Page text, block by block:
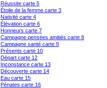
Réussite carte 5
Étoile de la femme carte 3
Nativité carte 4
Élévation carte 6
Honneurs carte 7
Campagne pensées amitiés carte 8
Campagne santé carte 9
Présents carte 10
Départ carte 12
Inconstance carte 13
Découverte carte 14
Eau carte 15
Pénates carte 16